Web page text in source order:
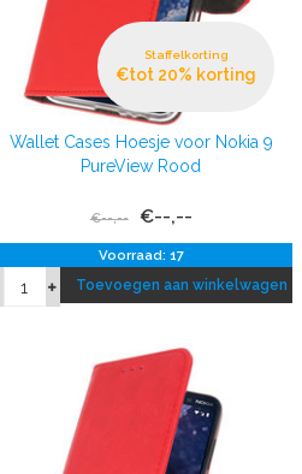
Staffelkorting
€tot 20% korting
Wallet Cases Hoesje voor Nokia 9
PureView Rood
€--,-- €--,--
Voorraad: 17
Toevoegen aan winkelwagen